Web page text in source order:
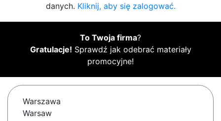
danych. Kliknij, aby się zalogować.
To Twoja firma?
Gratulacje! Sprawdź jak odebrać materiały
promocyjne!
Warszawa
Warsaw